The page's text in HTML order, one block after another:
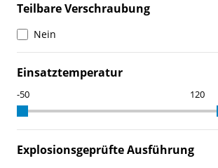
Teilbare Verschraubung
Nein
Einsatztemperatur
Explosionsgeprüfte Ausführung